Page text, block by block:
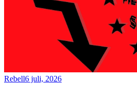
Rebell6 juli, 2026